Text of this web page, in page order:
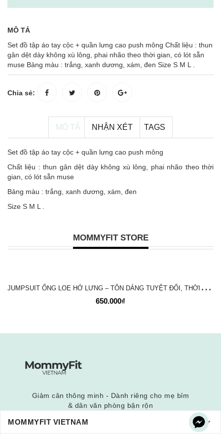
MÔ TẢ
Set đồ tập áo tay cộc + quần lưng cao push mông Chất liệu : thun
gân dệt dày không xù lông, phai nhão theo thời gian, có lót sẵn
muse Bảng màu : trắng, xanh dương, xám, đen Size S M L .
Chia sẻ:
MÔ TẢ NHẬN XÉT TAGS
Set đồ tập áo tay cộc + quần lưng cao push mông
Chất liệu : thun gân dệt dày không xù lông, phai nhão theo thời
gian, có lót sẵn muse
Bảng màu : trắng, xanh dương, xám, đen
Size S M L .
MOMMYFIT STORE
J
UMPSUIT ỐNG LOE HỞ LƯNG – TÔN DÁNG TUYỆT ĐỐI, THỜI TRANG VÀ NĂNG ĐỘNG
650.000₫
Giảm cân thông minh - Dành riêng cho mẹ bỉm
& dân văn phòng bận rộn
MOMMYFIT VIETNAM